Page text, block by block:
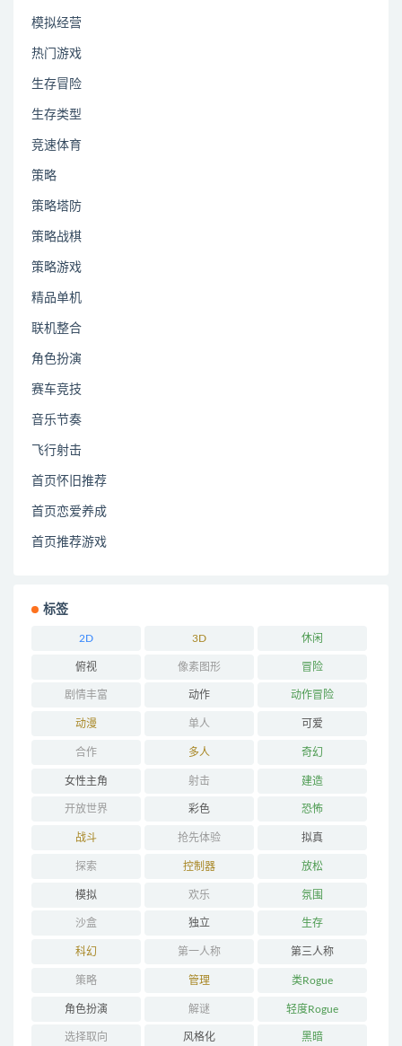
模拟经营
热门游戏
生存冒险
生存类型
竞速体育
策略
策略塔防
策略战棋
策略游戏
精品单机
联机整合
角色扮演
赛车竞技
音乐节奏
飞行射击
首页怀旧推荐
首页恋爱养成
首页推荐游戏
标签
2D 3D 休闲
俯视 像素图形 冒险
剧情丰富 动作 动作冒险
动漫 单人 可爱
合作 多人 奇幻
女性主角 射击 建造
开放世界 彩色 恐怖
战斗 抢先体验 拟真
探索 控制器 放松
模拟 欢乐 氛围
沙盒 独立 生存
科幻 第一人称 第三人称
策略 管理 类Rogue
角色扮演 解谜 轻度Rogue
选择取向 风格化 黑暗